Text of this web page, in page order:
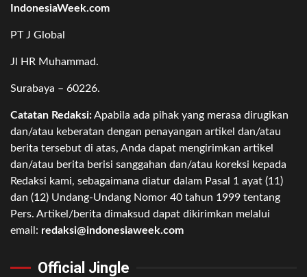
IndonesiaWeek.com
PT J Global
Jl HR Muhammad.
Surabaya – 60226.
Catatan Redaksi:Apabila ada pihak yang merasa dirugikan
dan/atau keberatan dengan penayangan artikel dan/atau
berita tersebut di atas, Anda dapat mengirimkan artikel
dan/atau berita berisi sanggahan dan/atau koreksi kepada
Redaksi kami, sebagaimana diatur dalam Pasal 1 ayat (11)
dan (12) Undang-Undang Nomor 40 tahun 1999 tentang
Pers. Artikel/berita dimaksud dapat dikirimkan melalui
email: redaksi@indonesiaweek.com
Official Jingle